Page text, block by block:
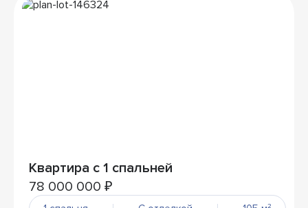
Квартира с 1 спальней
78 000 000 ₽